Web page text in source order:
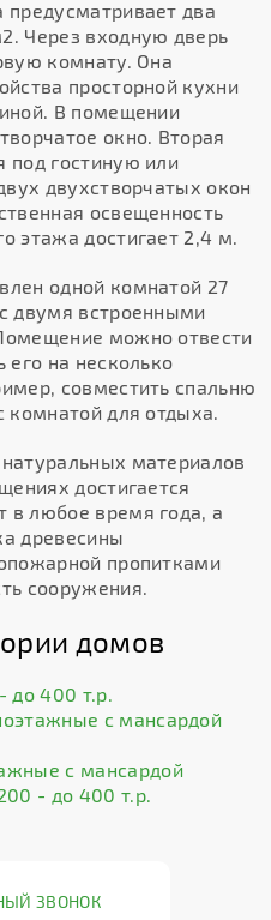
предусматривает два
Через входную дверь
комнату. Она
просторной кухни
В помещении
окно. Вторая
под гостиную или
двухстворчатых окон
освещенность
этажа достигает 2,4 м.
одной комнатой 27
двумя встроенными
можно отвести
его на несколько
совместить спальню
комнатой для отдыха.
материалов
достигается
в любое время года, а
древесины
пропитками
сооружения.
домов
до 400 т.р.
с мансардой
с мансардой
- до 400 т.р.
ЗВОНОК